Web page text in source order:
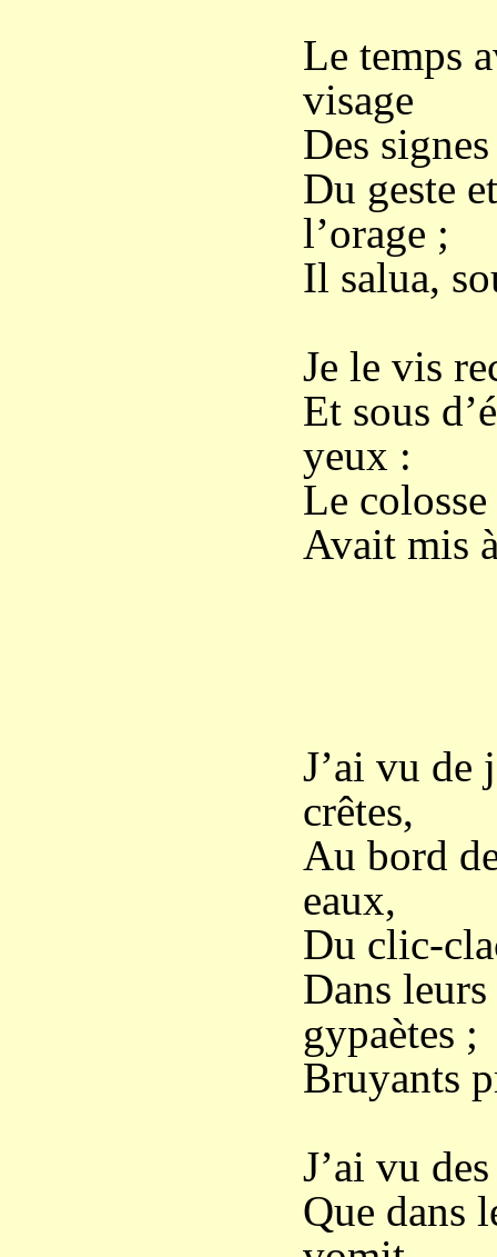
Le temps
visage
Des
Du geste
l’orage ;
Il salua,
Je le vis
Et sous
yeux :
Le
Avait mis
J’ai vu de
crêtes,
Au bord
eaux,
Du clic-
Dans
gypaètes ;
Bruyants
J’ai vu
Que dans